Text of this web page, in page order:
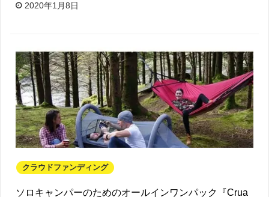
2020年1月8日
クラウドファンディング
ソロキャンパーのためのオールインワンパック『Crua